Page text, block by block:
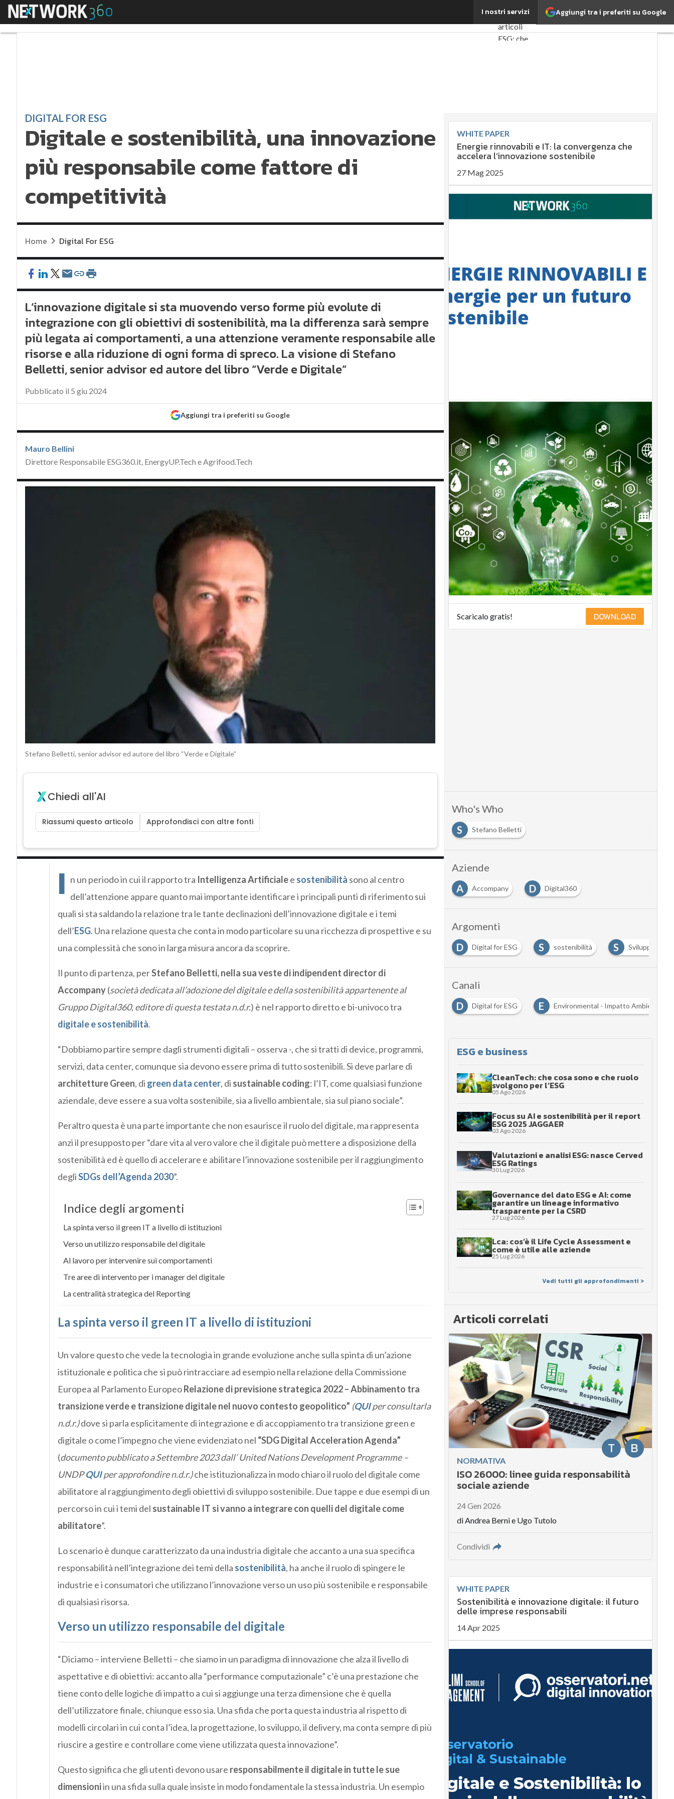
Aggiungi tra i preferiti su Google
I nostri servizi
Menu Digitale e sostenibilità, una innovazione più responsabile come fattore di competitivitàUltimi
articoli
ESG: che
Sostenibilità:
perché è
importante?
sostenibile
Economia
sostenibile
Management
Normative
e
Compliance
Corporate
governance
Ultimi
articoli
DIGITAL FOR ESG
Digitale e sostenibilità, una innovazione
più responsabile come fattore di
competitività
Home Digital For ESG
L’innovazione digitale si sta muovendo verso forme più evolute di
integrazione con gli obiettivi di sostenibilità, ma la differenza sarà sempre
più legata ai comportamenti, a una attenzione veramente responsabile alle
risorse e alla riduzione di ogni forma di spreco. La visione di Stefano
Belletti, senior advisor ed autore del libro “Verde e Digitale”
Pubblicato il 5 giu 2024
Aggiungi tra i preferiti su Google
Mauro Bellini
Direttore Responsabile ESG360.it, EnergyUP.Tech e Agrifood.Tech
Stefano Belletti, senior advisor ed autore del libro “Verde e Digitale”
Chiedi all'AI
Riassumi questo articolo Approfondisci con altre fonti
I n un periodo in cui il rapporto tra Intelligenza Artificialee sostenibilità sono al centro
dell’attenzione appare quanto mai importante identificare i principali punti di riferimento sui
quali si sta saldando la relazione tra le tante declinazioni dell’innovazione digitale e i temi
dell’ESG. Una relazione questa che conta in modo particolare su una ricchezza di prospettive e su
una complessità che sono in larga misura ancora da scoprire.
Il punto di partenza, perStefano Belletti, nella sua veste di indipendent director di
Accompany(società dedicata all’adozione del digitale e della sostenibilità appartenente al
Gruppo Digital360, editore di questa testata n.d.r.) è nel rapporto diretto e bi-univoco tra
digitale e sostenibilità.
“Dobbiamo partire sempre dagli strumenti digitali – osserva -, che si tratti di device, programmi,
servizi, data center, comunque sia devono essere prima di tutto sostenibili. Si deve parlare di
architetture Green, di green data center, di sustainable coding: l’IT, come qualsiasi funzione
aziendale, deve essere a sua volta sostenibile, sia a livello ambientale, sia sul piano sociale”.
Peraltro questa è una parte importante che non esaurisce il ruolo del digitale, ma rappresenta
anzi il presupposto per “dare vita al vero valore che il digitale può mettere a disposizione della
sostenibilità ed è quello di accelerare e abilitare l’innovazione sostenibile per il raggiungimento
degliSDGs dell’Agenda 2030”.
Indice degli argomenti
La spinta verso il green IT a livello di istituzioni
Verso un utilizzo responsabile del digitale
Al lavoro per intervenire sui comportamenti
Tre aree di intervento per i manager del digitale
La centralità strategica del Reporting
La spinta verso il green IT a livello di istituzioni
Un valore questo che vede la tecnologia in grande evoluzione anche sulla spinta di un’azione
istituzionale e politica che si può rintracciare ad esempio nella relazione della Commissione
Europea al Parlamento EuropeoRelazione di previsione strategica 2022 – Abbinamento tra
transizione verde e transizione digitale nel nuovo contesto geopolitico” (QUIper consultarla
n.d.r.)dove si parla esplicitamente di integrazione e di accoppiamento tra transizione green e
digitale o come l’impegno che viene evidenziato nel “SDG Digital Acceleration Agenda”
(documento pubblicato a Settembre 2023 dall’ United Nations Development Programme –
UNDPQUIper approfondire n.d.r.)che istituzionalizza in modo chiaro il ruolo del digitale come
abilitatore al raggiungimento degli obiettivi di sviluppo sostenibile. Due tappe e due esempi di un
percorso in cui i temi del sustainable IT si vanno a integrare con quelli del digitale come
abilitatore”.
Lo scenario è dunque caratterizzato da una industria digitale che accanto a una sua specifica
responsabilità nell’integrazione dei temi della sostenibilità, ha anche il ruolo di spingere le
industrie e i consumatori che utilizzano l’innovazione verso un uso più sostenibile e responsabile
di qualsiasi risorsa.
Verso un utilizzo responsabile del digitale
“Diciamo – interviene Belletti – che siamo in un paradigma di innovazione che alza il livello di
aspettative e di obiettivi: accanto alla “performance computazionale” c’è una prestazione che
tiene conto delle logiche di impatto a cui si aggiunge una terza dimensione che è quella
dell’utilizzatore finale, chiunque esso sia. Una sfida che porta questa industria al rispetto di
modelli circolari in cui conta l’idea, la progettazione, lo sviluppo, il delivery, ma conta sempre di più
riuscire a gestire e controllare come viene utilizzata questa innovazione”.
Questo significa che gli utenti devono usare responsabilmente il digitale in tutte le sue
dimensioniin una sfida sulla quale insiste in modo fondamentale la stessa industria. Un esempio
WHITE PAPER
Energie rinnovabili e IT: la convergenza che
accelera l’innovazione sostenibile
27 Mag 2025
Scaricalo gratis! DOWNLOAD
Who's Who
S
Stefano Belletti
Aziende
A
Accompany D Digital360
Argomenti
D Digital for ESG S sostenibilità S Sviluppo
Canali
C
Corporate Governance D Digital for ESG E Environmental - Impatto Ambientale
ESG e business
CleanTech: che cosa sono e che ruolo
svolgono per l’ESG
05 Ago 2026
Focus su AI e sostenibilità per il report
ESG 2025 JAGGAER
03 Ago 2026
Valutazioni e analisi ESG: nasce Cerved
ESG Ratings
30 Lug 2026
Governance del dato ESG e AI: come
garantire un lineage informativo
trasparente per la CSRD
27 Lug 2026
Lca: cos’è il Life Cycle Assessment e
come è utile alle aziende
25 Lug 2026
Vedi tutti gli approfondimenti >
Articoli correlati
B
T
NORMATIVA
ISO 26000: linee guida responsabilità
sociale aziende
24 Gen 2026
diAndrea Bernie Ugo Tutolo
Condividi
WHITE PAPER
Sostenibilità e innovazione digitale: il futuro
delle imprese responsabili
14 Apr 2025